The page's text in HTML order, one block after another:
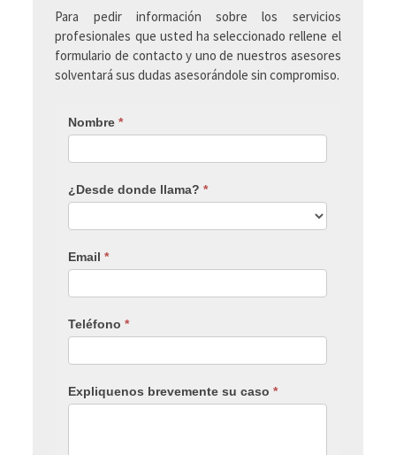
Para pedir información sobre los servicios
profesionales que usted ha seleccionado rellene el
formulario de contacto y uno de nuestros asesores
solventará sus dudas asesorándole sin compromiso.
Nombre*
¿Desde donde llama?*
Email*
Teléfono*
Expliquenos brevemente su caso*